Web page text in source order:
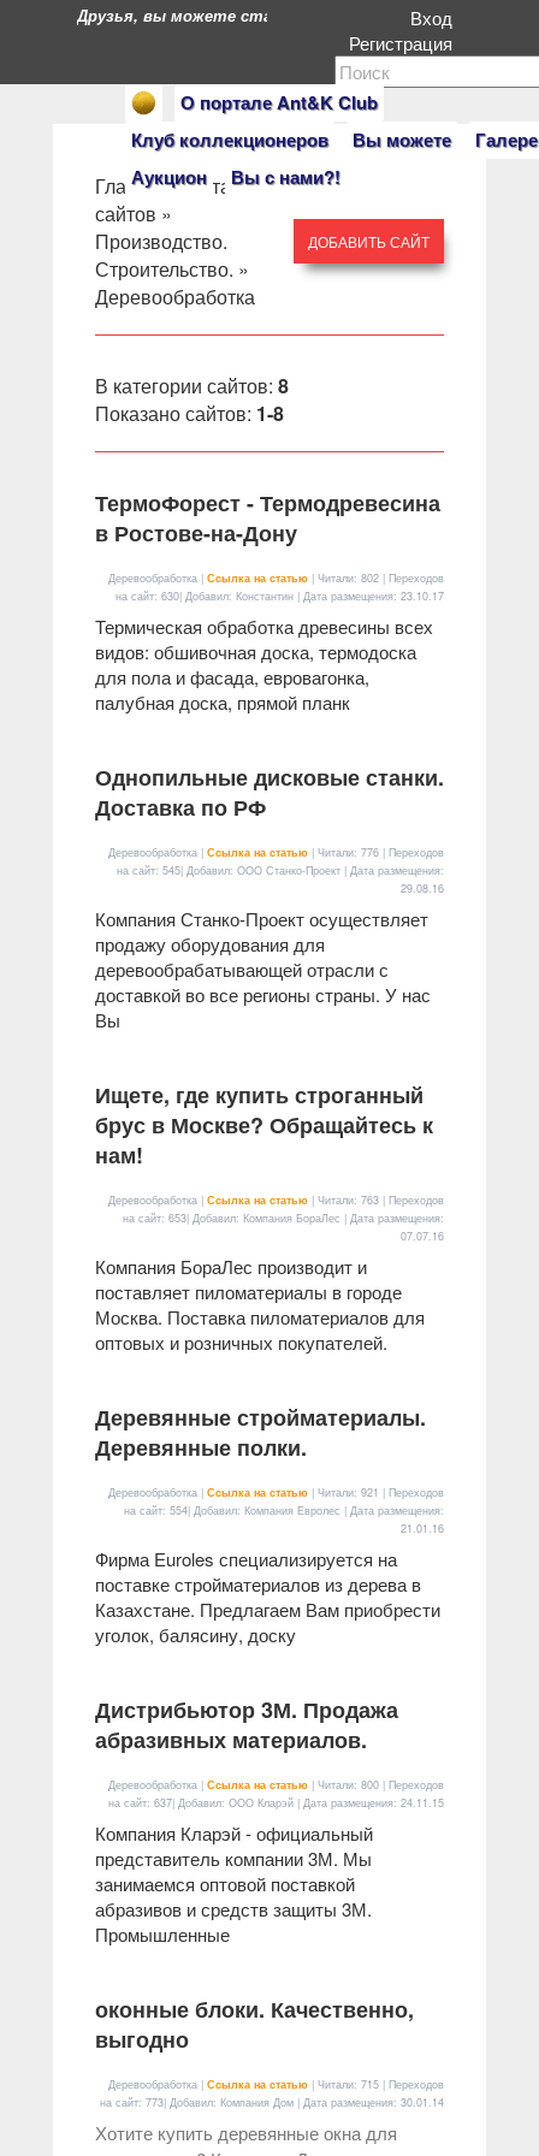
О портале Ant&K Club
Клуб коллекционеров
Вы можете
Аукцион
Вы с нами?!
Друзья, вы можете стать героями нашего портала.
Вход
Регистрация
Главная»Каталог
сайтов »
Производство.
Строительство. »
Деревообработка
ДОБАВИТЬ САЙТ
В категории сайтов: 8
Показано сайтов: 1-8
ТермоФорест - Термодревесина
в Ростове-на-Дону
Деревообработка | Ссылка на статью | Читали: 802 | Переходов
на сайт: 630| Добавил: Константин | Дата размещения: 23.10.17
Термическая обработка древесины всех
видов: обшивочная доска, термодоска
для пола и фасада, евровагонка,
палубная доска, прямой планк
Однопильные дисковые станки.
Доставка по РФ
Деревообработка | Ссылка на статью | Читали: 776 | Переходов
на сайт: 545| Добавил: ООО Станко-Проект | Дата размещения:
29.08.16
Компания Станко-Проект осуществляет
продажу оборудования для
деревообрабатывающей отрасли с
доставкой во все регионы страны. У нас
Вы
Ищете, где купить строганный
брус в Москве? Обращайтесь к
нам!
Деревообработка | Ссылка на статью | Читали: 763 | Переходов
на сайт: 653| Добавил: Компания БораЛес | Дата размещения:
07.07.16
Компания БораЛес производит и
поставляет пиломатериалы в городе
Москва. Поставка пиломатериалов для
оптовых и розничных покупателей.
Деревянные стройматериалы.
Деревянные полки.
Деревообработка | Ссылка на статью | Читали: 921 | Переходов
на сайт: 554| Добавил: Компания Евролес | Дата размещения:
21.01.16
Фирма Euroles специализируется на
поставке стройматериалов из дерева в
Казахстане. Предлагаем Вам приобрести
уголок, балясину, доску
Дистрибьютор 3М. Продажа
абразивных материалов.
Деревообработка | Ссылка на статью | Читали: 800 | Переходов
на сайт: 637| Добавил: ООО Кларэй | Дата размещения: 24.11.15
Компания Кларэй - официальный
представитель компании 3М. Мы
занимаемся оптовой поставкой
абразивов и средств защиты 3М.
Промышленные
оконные блоки. Качественно,
выгодно
Деревообработка | Ссылка на статью | Читали: 715 | Переходов
на сайт: 773| Добавил: Компания Дом | Дата размещения: 30.01.14
Хотите купить деревянные окна для